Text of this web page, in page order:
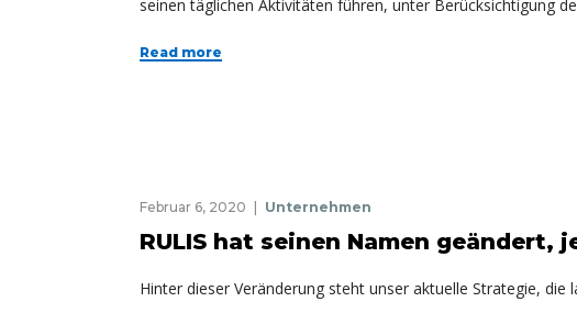
seinen täglichen Aktivitäten führen, unter Berücksichtigung
Read more
Februar 6, 2020 Unternehmen
RULIS hat seinen Namen
Hinter dieser Veränderung steht unser aktuelle Strategie,